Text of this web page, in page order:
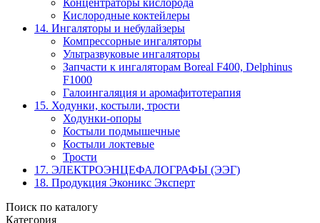
Концентраторы кислорода
Кислородные коктейлеры
14. Ингаляторы и небулайзеры
Компрессорные ингаляторы
Ультразвуковые ингаляторы
Запчасти к ингаляторам Boreal F400, Delphinus
F1000
Галоингаляция и аромафитотерапия
15. Ходунки, костыли, трости
Ходунки-опоры
Костыли подмышечные
Костыли локтевые
Трости
17. ЭЛЕКТРО­ЭНЦЕФАЛОГРАФЫ (ЭЭГ)
18. Продукция Эконикс Эксперт
Поиск по каталогу
Категория